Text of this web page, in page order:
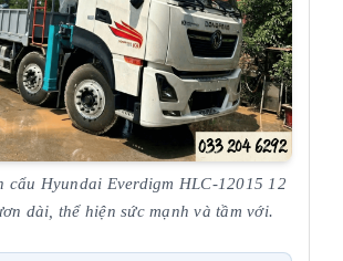
cẩu Hyundai Everdigm HLC-12015 12
dài, thể hiện sức mạnh và tầm với.